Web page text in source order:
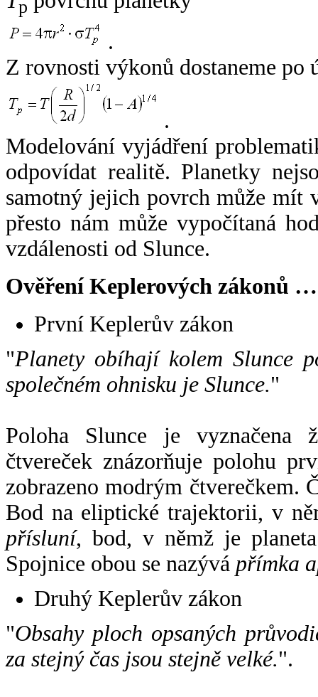
p
.
Z rovnosti výkonů dostaneme po
.
Modelování vyjádření
odpovídat realitě. Planetky
samotný jejich povrch může mít
přesto nám může vypočítaná
vzdálenosti od Slunce.
Ověření Keplerových zákonů …
První Keplerův zákon
"Planety obíhají kolem Slunce
společném ohnisku je Slunce."
Poloha Slunce je vyznačena
čtvereček znázorňuje polohu
zobrazeno modrým čtverečkem.
Bod na eliptické trajektorii, v
přísluní, bod, v němž je
Spojnice obou se nazývá přímka
Druhý Keplerův zákon
"Obsahy ploch opsaných
za stejný čas jsou stejně velké.".